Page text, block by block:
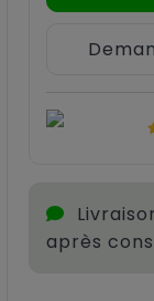
après